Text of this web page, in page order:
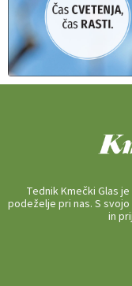
Tednik Kmečki Glas
podeželje pri nas. S
in